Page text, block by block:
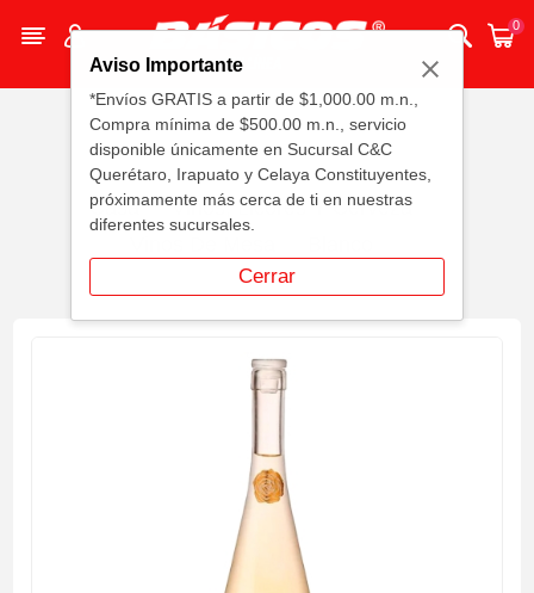
Aviso Importante
*Envíos GRATIS a partir de $1,000.00 m.n.,
Compra mínima de $500.00 m.n., servicio
disponible únicamente en Sucursal C&C
Querétaro, Irapuato y Celaya Constituyentes,
próximamente más cerca de ti en nuestras
diferentes sucursales.
Cerrar
0
Casa
Vinos, Licores Y Cerveza
Vino Blanco Gérard Bertrand 750 MLL